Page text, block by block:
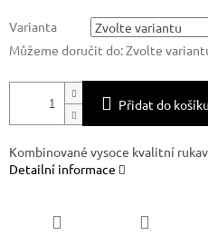
Varianta
Můžeme doručit do:Zvolte
Přidat do košíku
Kombinované vysoce kvalitní
Detailní informace